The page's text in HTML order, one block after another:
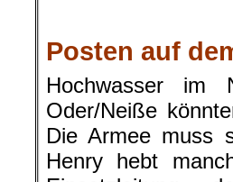
Posten auf
Hochwasser
Oder/Neiße
Die Armee muss
Henry hebt